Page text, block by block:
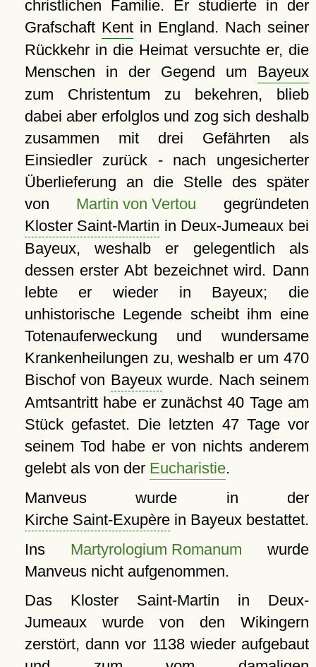
christlichen Familie. Er studierte in der
Grafschaft Kentin England. Nach seiner
Rückkehr in die Heimat versuchte er, die
Menschen in der Gegend um Bayeux
zum Christentum zu bekehren, blieb
dabei aber erfolglos und zog sich deshalb
zusammen mit drei Gefährten als
Einsiedler zurück - nach ungesicherter
Überlieferung an die Stelle des später
von Martin von Vertou gegründeten
Kloster Saint-Martin in Deux-Jumeaux bei
Bayeux, weshalb er gelegentlich als
dessen erster Abt bezeichnet wird. Dann
lebte er wieder in Bayeux; die
unhistorische Legende scheibt ihm eine
Totenauferweckung und wundersame
Krankenheilungen zu, weshalb er um 470
Bischof von Bayeuxwurde. Nach seinem
Amtsantritt habe er zunächst 40 Tage am
Stück gefastet. Die letzten 47 Tage vor
seinem Tod habe er von nichts anderem
gelebt als von der Eucharistie.
Manveus wurde in der
Kirche Saint-Exupèrein Bayeux bestattet.
Ins Martyrologium Romanum wurde
Manveus nicht aufgenommen.
Das Kloster Saint-Martin in Deux-
Jumeaux wurde von den Wikingern
zerstört, dann vor 1138 wieder aufgebaut